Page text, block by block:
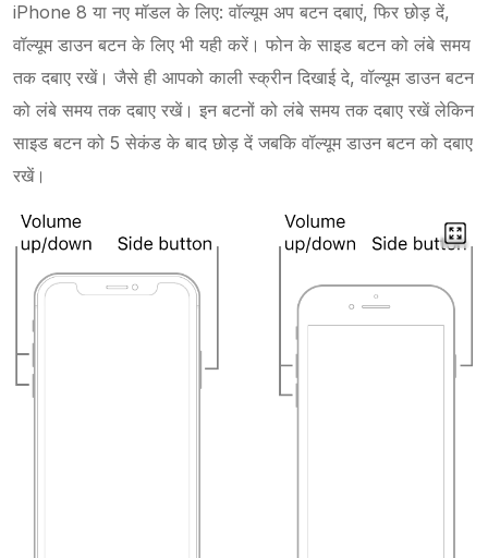
iPhone 8 या नए मॉडल के लिए: वॉल्यूम अप बटन दबाएं, फिर छोड़ दें,
वॉल्यूम डाउन बटन के लिए भी यही करें। फोन के साइड बटन को लंबे समय
तक दबाए रखें। जैसे ही आपको काली स्क्रीन दिखाई दे, वॉल्यूम डाउन बटन
को लंबे समय तक दबाए रखें। इन बटनों को लंबे समय तक दबाए रखें लेकिन
साइड बटन को 5 सेकंड के बाद छोड़ दें जबकि वॉल्यूम डाउन बटन को दबाए
रखें।